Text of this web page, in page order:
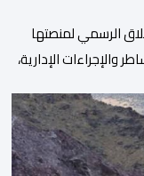
الرسمي لمنصتها
والإجراءات الإدارية،
وذكر بلاغ للهيئة أن
الرامية إلى التحديث